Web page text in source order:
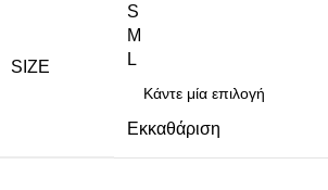
SIZE
S
M
L
Εκκαθάριση